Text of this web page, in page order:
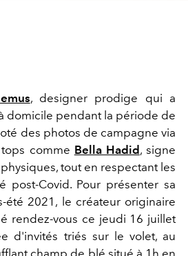
, designer prodige qui a
domicile pendant la période de
des photos de campagne via
comme Bella Hadid, signe
tout en respectant les
post-Covid. Pour présenter sa
été 2021, le créateur originaire
rendez-vous ce jeudi 16 juillet
d'invités triés sur le volet, au
champ de blé situé à 1h en